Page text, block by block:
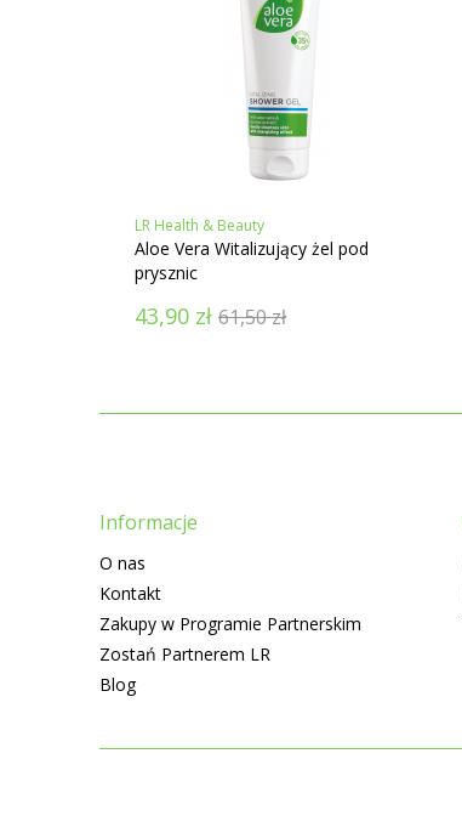
LR Health & Beauty
Aloe Vera Witalizujący żel pod
prysznic
43,90 zł 61,50zł
Informacje
O nas
Kontakt
Zakupy w Programie Partnerskim
Zostań Partnerem LR
Blog